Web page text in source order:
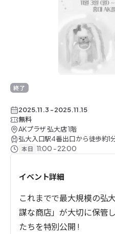
終了
2025.11.3 -2025.11.15
無料
AKプラザ 弘大店 1階
弘大入口駅4番出口から徒歩約1
本日 11:00 - 22:00
イベント詳細
これまでで最大規模の弘
謀な商店」が大切に保管
たちを特別公開 !